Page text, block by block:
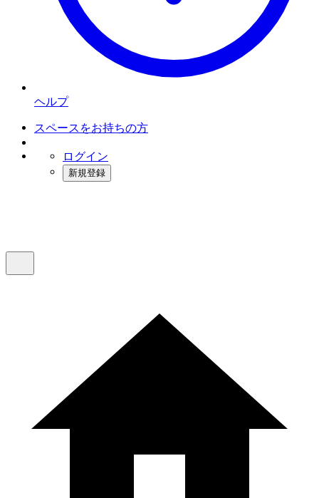
ヘルプ
スペースをお持ちの方
ログイン
新規登録